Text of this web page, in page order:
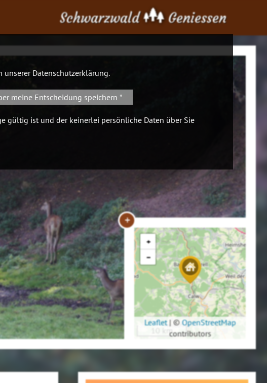
Schwarzwald Geniessen
+
+
−
10 km
Leaflet |©OpenStreetMap
contributors
unserer Datenschutzerklärung.
meine Entscheidung speichern *
gültig ist und der keinerlei persönliche Daten über Sie